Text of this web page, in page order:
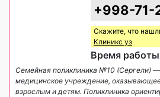
+998-71-
Скажите, что
Клиникс уз
Время
Семейная поликлиника №10 (Сергели)
медицинское учреждение,
взрослым и детям. Поликлиника